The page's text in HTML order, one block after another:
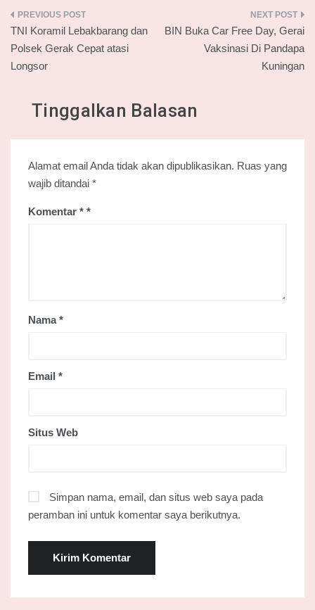
Navigasi
pos
TNI Koramil Lebakbarang dan
Polsek Gerak Cepat atasi
Longsor
BIN Buka Car Free Day, Gerai
Vaksinasi Di Pandapa
Kuningan
Tinggalkan Balasan
Alamat email Anda tidak akan dipublikasikan. Ruas yang
wajib ditandai *
Komentar *
Nama*
Email *
Situs Web
Simpan nama, email, dan situs web saya pada
peramban ini untuk komentar saya berikutnya.